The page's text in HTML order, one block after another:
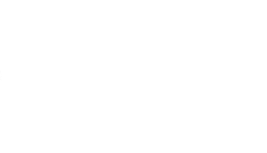
魂气数提升)
)